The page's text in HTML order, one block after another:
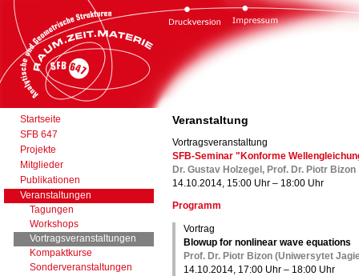
Startseite
SFB 647
Projekte
Mitglieder
Publikationen
Veranstaltungen
Tagungen
Workshops
Vortragsveranstaltungen
Kompaktkurse
Sonderveranstaltungen
Veranstaltung
Vortragsveranstaltung
SFB-Seminar "Konforme
Dr. Gustav Holzegel, Prof. Dr. Piotr Bizon
14.10.2014, 15:00 Uhr – 18:00 Uhr
Programm
Vortrag
Blowup for nonlinear wave equations
Prof. Dr. Piotr Bizon (Uniwersytet
14.10.2014, 17:00 Uhr – 18:00 Uhr